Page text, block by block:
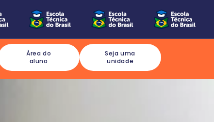
Àrea do
aluno
Seja uma
unidade